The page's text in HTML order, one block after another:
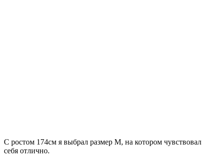
С ростом 174см я выбрал размер М, на котором чувствовал
себя отлично.